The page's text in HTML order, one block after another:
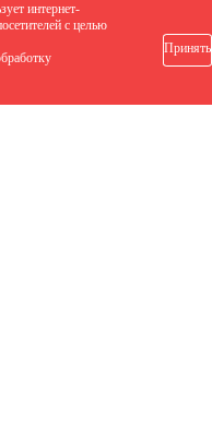
интернет-
с целью
Принять